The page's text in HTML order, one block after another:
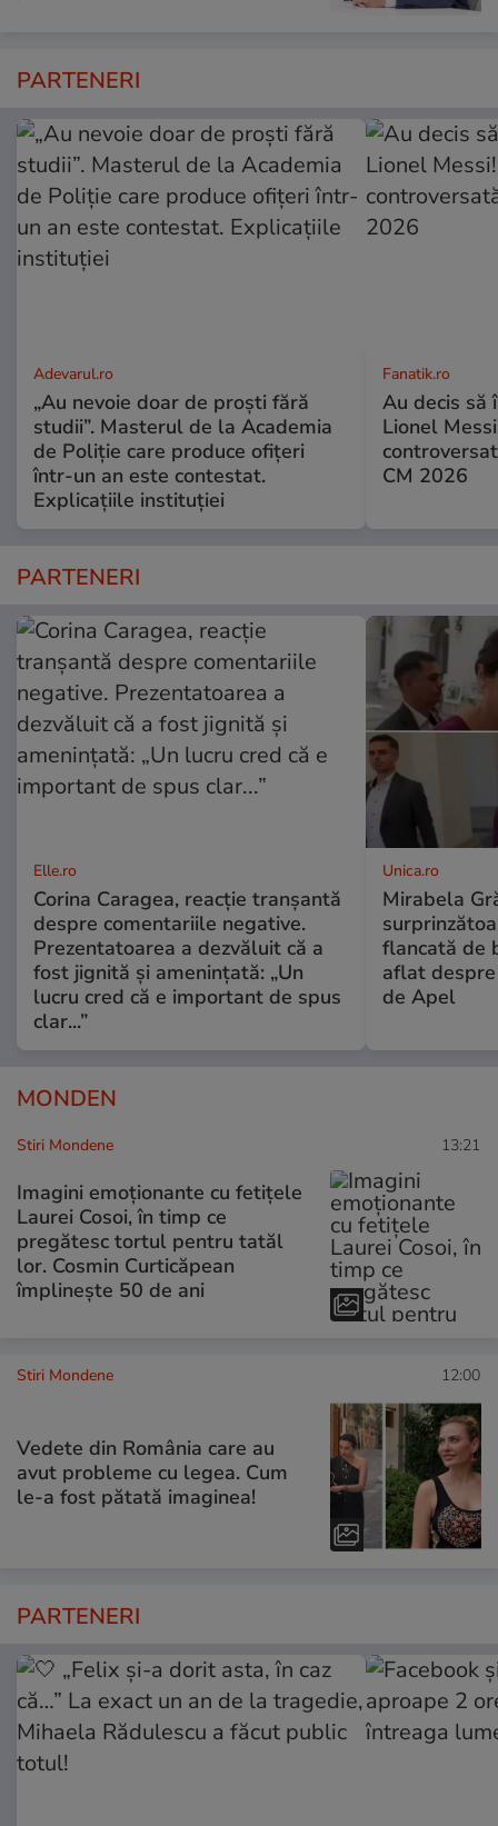
PARTENERI
Adevarul.ro
„Au nevoie doar de proști fără
studii”. Masterul de la Academia
de Poliție care produce ofițeri
într-un an este contestat.
Explicațiile instituției
Fanatik.ro
Au decis să
Lionel
CM 2026
PARTENERI
Elle.ro
Corina Caragea, reacție tranșantă
despre comentariile negative.
Prezentatoarea a dezvăluit că a
fost jignită și amenințată: „Un
lucru cred că e important de spus
clar...”
Unica.ro
Mirabela
flancată de
aflat
de Apel
MONDEN
Stiri Mondene 13:21
Imagini emoționante cu fetițele
Laurei Cosoi, în timp ce
pregătesc tortul pentru tatăl
lor. Cosmin Curticăpean
împlinește 50 de ani
Stiri Mondene 12:00
Vedete din România care au
avut probleme cu legea. Cum
le-a fost pătată imaginea!
PARTENERI